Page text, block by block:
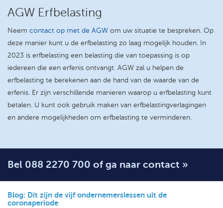
AGW Erfbelasting
Neem contact op met de AGW om uw situatie te bespreken. Op
deze manier kunt u de erfbelasting zo laag mogelijk houden. In
2023 is erfbelasting een belasting die van toepassing is op
iedereen die een erfenis ontvangt. AGW zal u helpen de
erfbelasting te berekenen aan de hand van de waarde van de
erfenis. Er zijn verschillende manieren waarop u erfbelasting kunt
betalen. U kunt ook gebruik maken van erfbelastingverlagingen
en andere mogelijkheden om erfbelasting te verminderen.
Bel 088 2270 700 of ga naar contact »
Blog: Dit zijn de vijf ondernemerslessen uit de
coronaperiode